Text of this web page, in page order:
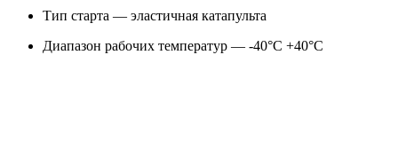
Тип старта — эластичная катапульта
Диапазон рабочих температур — -40°С +40°С